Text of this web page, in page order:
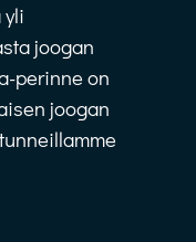
yli
joogan
perinne on
joogan